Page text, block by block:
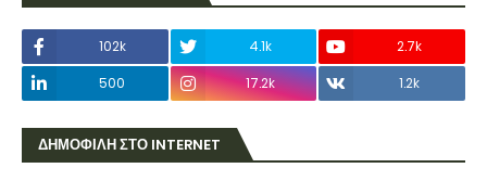
102k 4.1k
2.7k
500
17.2k 1.2k
ΔΗΜΟΦΙΛΗ ΣΤΟ INTERNET